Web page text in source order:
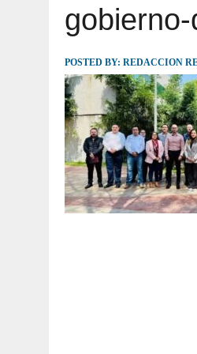
JULIO 30, 2026
POSTED BY: REDACCION